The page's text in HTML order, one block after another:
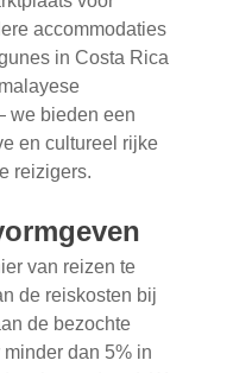
accommodaties
in Costa Rica
we bieden een
en cultureel rijke
reizigers.
van reizen te
de reiskosten bij
de bezochte
dan 5% in